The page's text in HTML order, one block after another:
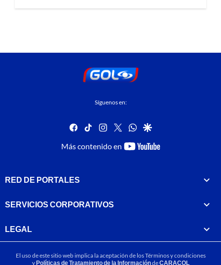
Síguenos en:
facebook
tiktok instagram
twitterwhatsapp
google
Más contenido en
youtube-
RED DE PORTALES
SERVICIOS CORPORATIVOS
LEGAL
El uso de este sitio web implica la aceptación de losTérminos y condiciones
yPolíticas de Tratamiento de la InformacióndeCARACOL